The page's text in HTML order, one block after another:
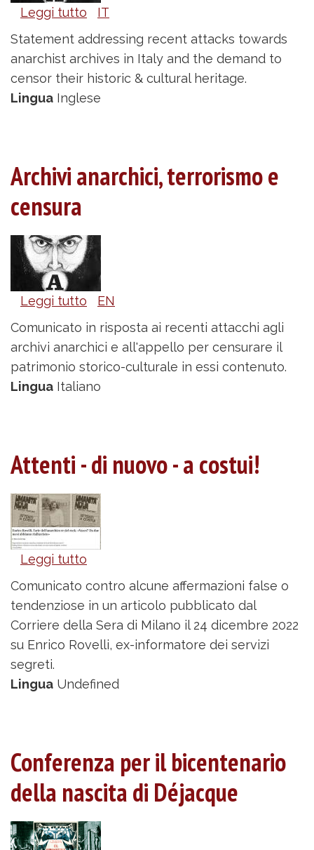
Leggi tutto su
Anarchist
archives,
terrorism
IT
Statement addressing recent attacks towards
anarchist archives in Italy and the demand to
censor their historic & cultural heritage.
Lingua Inglese
Archivi anarchici, terrorismo e
censura
Leggi tutto su
Archivi
anarchici,
terrorismo
EN
Comunicato in risposta ai recenti attacchi agli
archivi anarchici e all'appello per censurare il
patrimonio storico-culturale in essi contenuto.
Lingua Italiano
Attenti - di nuovo - a costui!
Leggi tutto
Attenti
-
di
nuovo
a
Comunicato contro alcune affermazioni false o
tendenziose in un articolo pubblicato dal
Corriere della Sera di Milano il 24 dicembre 2022
su Enrico Rovelli, ex-informatore dei servizi
segreti.
Lingua Undefined
Conferenza per il bicentenario
della nascita di Déjacque